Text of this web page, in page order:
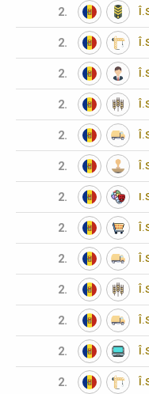
2.
2.
2.
2.
2.
2.
2.
2.
2.
2.
2.
2.
2.